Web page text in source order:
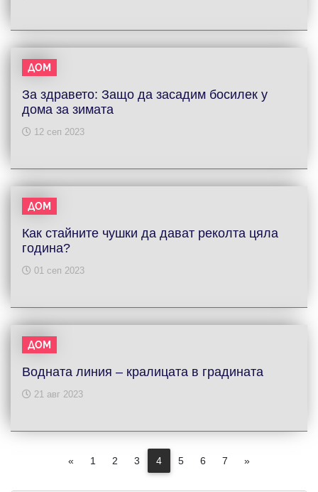
ДОМ
За здравето: Защо да засадим босилек у
дома за зимата
12 сеп 2023
ДОМ
Как стайните чушки да дават реколта цяла
година?
01 сеп 2023
ДОМ
Водната линия – кралицата в градината
21 авг 2023
« 1 2 3 4 5 6 7 »